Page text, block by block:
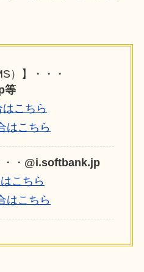
）】・・・
等
こちら
はこちら
・ @i.softbank.jp
こちら
はこちら